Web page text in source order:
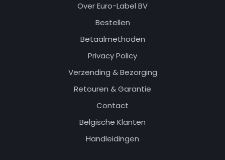
Over Euro-Label BV
Bestellen
Betaalmethoden
Privacy Policy
Verzending & Bezorging
Retouren & Garantie
Contact
Belgische Klanten
Handleidingen